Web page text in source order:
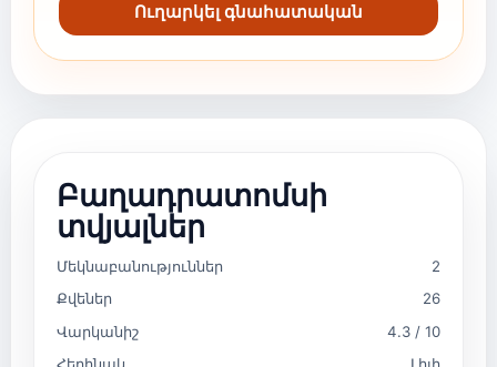
Ուղարկել գնահատական
Բաղադրատոմսի
տվյալներ
Մեկնաբանություններ
2
Քվեներ
26
Վարկանիշ
4.3 / 10
Հեղինակ
Լիլի